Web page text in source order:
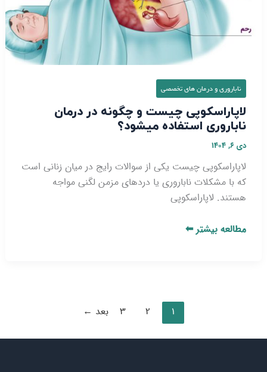
ناباروری و درمان‌ های تخصصی
لاپاراسکوپی چیست و چگونه در درمان
ناباروری استفاده میشود؟
دی ۶, ۱۴۰۴
لاپاراسکوپی چیست یکی از سوالات رایج در میان زنانی است
که با مشکلات ناباروری یا دردهای مزمن لگنی مواجه
هستند. لاپاراسکوپی
مطالعه بیشتر ⬅
1
2
3 بعد ←